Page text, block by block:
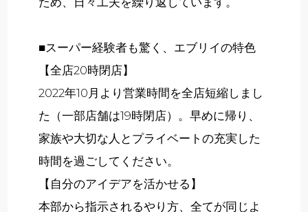
■スーパー経験者も驚く、エブリイの特色
【全店20時閉店】
2022年10月より営業時間を全店短縮しまし
た（一部店舗は19時閉店）。早めに帰り、
家族や大切な人とプライベートの充実した
時間を過ごしてください。
【自分のアイデアを活かせる】
本部から指示されるやり方、全てが同じよ